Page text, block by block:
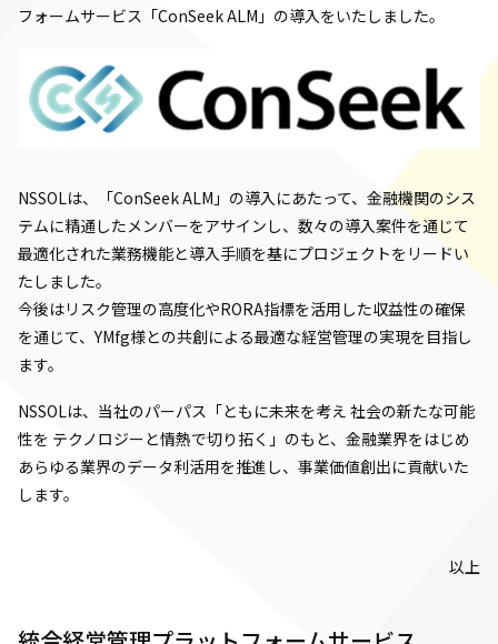
フォームサービス「ConSeek ALM」の導入をいたしました。
NSSOLは、「ConSeek ALM」の導入にあたって、金融機関のシス
テムに精通したメンバーをアサインし、数々の導入案件を通じて
最適化された業務機能と導入手順を基にプロジェクトをリードい
たしました。
今後はリスク管理の高度化やRORA指標を活用した収益性の確保
を通じて、YMfg様との共創による最適な経営管理の実現を目指し
ます。
NSSOLは、当社のパーパス「ともに未来を考え 社会の新たな可能
性を テクノロジーと情熱で切り拓く」のもと、金融業界をはじめ
あらゆる業界のデータ利活用を推進し、事業価値創出に貢献いた
します。
以上